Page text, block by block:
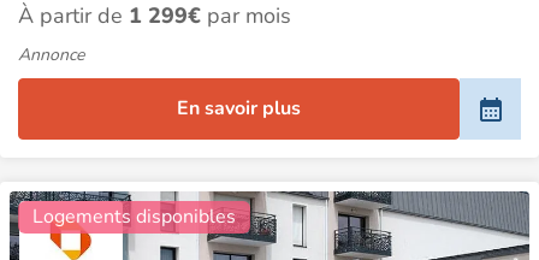
À partir de 1 299€ par mois
Annonce
En savoir plus
Logements disponibles